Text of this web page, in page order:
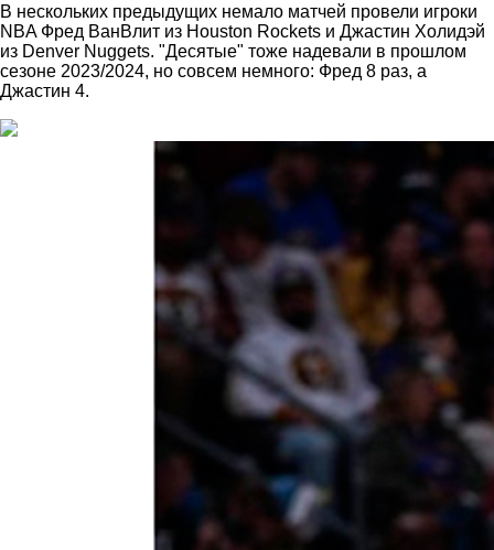
В нескольких предыдущих немало матчей провели игроки
NBA Фред ВанВлит из Houston Rockets и Джастин Холидэй
из Denver Nuggets. "Десятые" тоже надевали в прошлом
сезоне 2023/2024, но совсем немного: Фред 8 раз, а
Джастин 4.